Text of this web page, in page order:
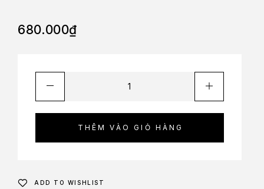
680.000₫
THÊM VÀO GIỎ HÀNG
ADD TO WISHLIST